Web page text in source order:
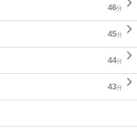
46分
45分 
44分 
43分 